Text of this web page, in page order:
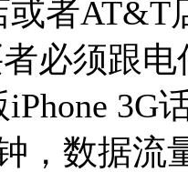
或者AT&T
者必须跟
3G
，数据流